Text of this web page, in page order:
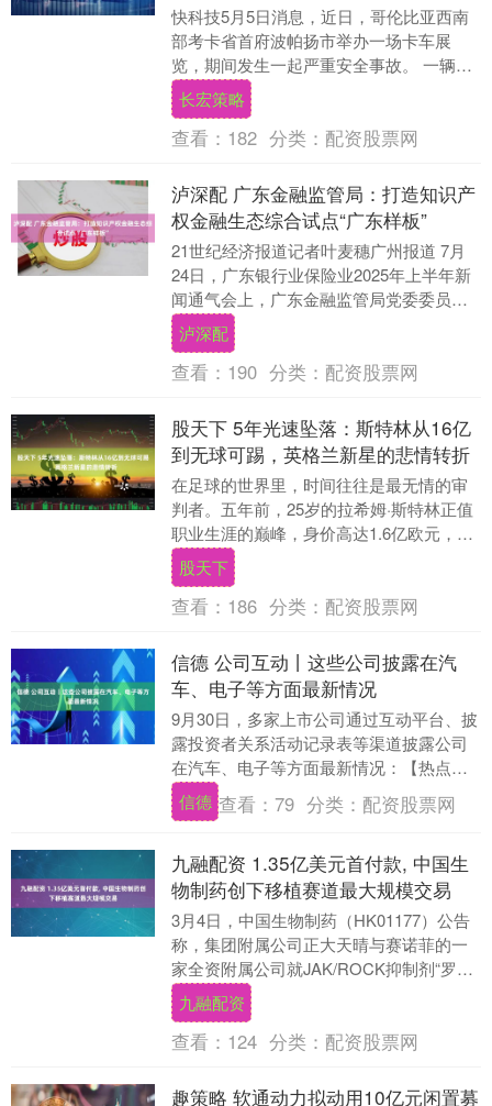
快科技5月5日消息，近日，哥伦比亚西南
部考卡省首府波帕扬市举办一场卡车展
览，期间发生一起严重安全事故。 一辆正
在进行表演的巨型卡车失控冲撞人群，目
前已造成至少3....
长宏策略
查看： 182 分类： 配资股票网
泸深配 广东金融监管局：打造知识产
权金融生态综合试点“广东样板”
21世纪经济报道记者叶麦穗广州报道 7月
24日，广东银行业保险业2025年上半年新
闻通气会上，广东金融监管局党委委员、
二级巡视员黄海晖表示，广东金融监管局
深入贯....
泸深配
查看： 190 分类： 配资股票网
股天下 5年光速坠落：斯特林从16亿
到无球可踢，英格兰新星的悲情转折
在足球的世界里，时间往往是最无情的审
判者。五年前，25岁的拉希姆·斯特林正值
职业生涯的巅峰，身价高达1.6亿欧元，成
为曼城的绝对核心。然而，时光荏苒，转
眼间他已....
股天下
查看： 186 分类： 配资股票网
信德 公司互动丨这些公司披露在汽
车、电子等方面最新情况
9月30日，多家上市公司通过互动平台、披
露投资者关系活动记录表等渠道披露公司
在汽车、电子等方面最新情况：【热点回
应】邮储银行回应2791万元罚单：已按监
管要求有....
信德 查看：79 分类： 配资股票网
九融配资 1.35亿美元首付款, 中国生
物制药创下移植赛道最大规模交易
3月4日，中国生物制药（HK01177）公告
称，集团附属公司正大天晴与赛诺菲的一
家全资附属公司就JAK/ROCK抑制剂“罗伐
昔替尼”在全球开发、生产及商业化订立....
九融配资
查看： 124 分类： 配资股票网
趣策略 软通动力拟动用10亿元闲置募